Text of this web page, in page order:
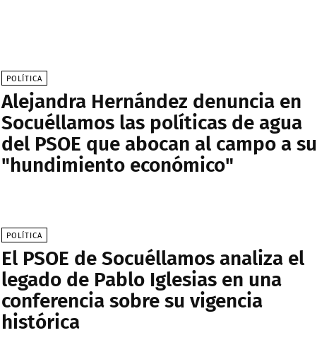
POLÍTICA
Alejandra Hernández denuncia en
Socuéllamos las políticas de agua
del PSOE que abocan al campo a su
"hundimiento económico"
POLÍTICA
El PSOE de Socuéllamos analiza el
legado de Pablo Iglesias en una
conferencia sobre su vigencia
histórica